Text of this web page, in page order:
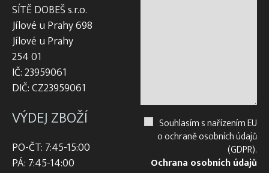
SÍTĚ DOBEŠ s.r.o.
Jílové u Prahy 698
Jílové u Prahy
254 01
IČ: 23959061
DIČ: CZ23959061
VÝDEJ ZBOŽÍ
PO-ČT: 7:45-15:00
PÁ: 7:45-14:00
Souhlasím s nařízením EU
o ochraně osobních údajů
(GDPR).
Ochrana osobních údajů